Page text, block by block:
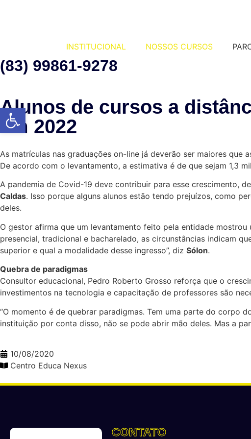
INSTITUCIONAL NOSSOS CURSOS
(83) 99861-9278
Alunos de cursos a
em 2022
As matrículas nas graduações on-line já deverão ser maiores que
De acordo com o levantamento, a estimativa é de que sejam 1,3
A pandemia de Covid-19 deve contribuir para esse crescimento,
Caldas. Isso porque alguns alunos estão tendo prejuízos, como
deles.
O gestor afirma que um levantamento feito pela entidade
presencial, tradicional e bacharelado, as circunstâncias indicam
superior e qual a modalidade desse ingresso”, diz Sólon.
Quebra de paradigmas
Consultor educacional, Pedro Roberto Grosso reforça que o
investimentos na tecnologia e capacitação de professores são
“O momento é de quebrar paradigmas. Tem uma parte do corpo
instituição por conta disso, não se pode abrir mão deles. Mas a
10/08/2020
Centro Educa Nexus
CONTATO
Abrir a barra de ferramentas